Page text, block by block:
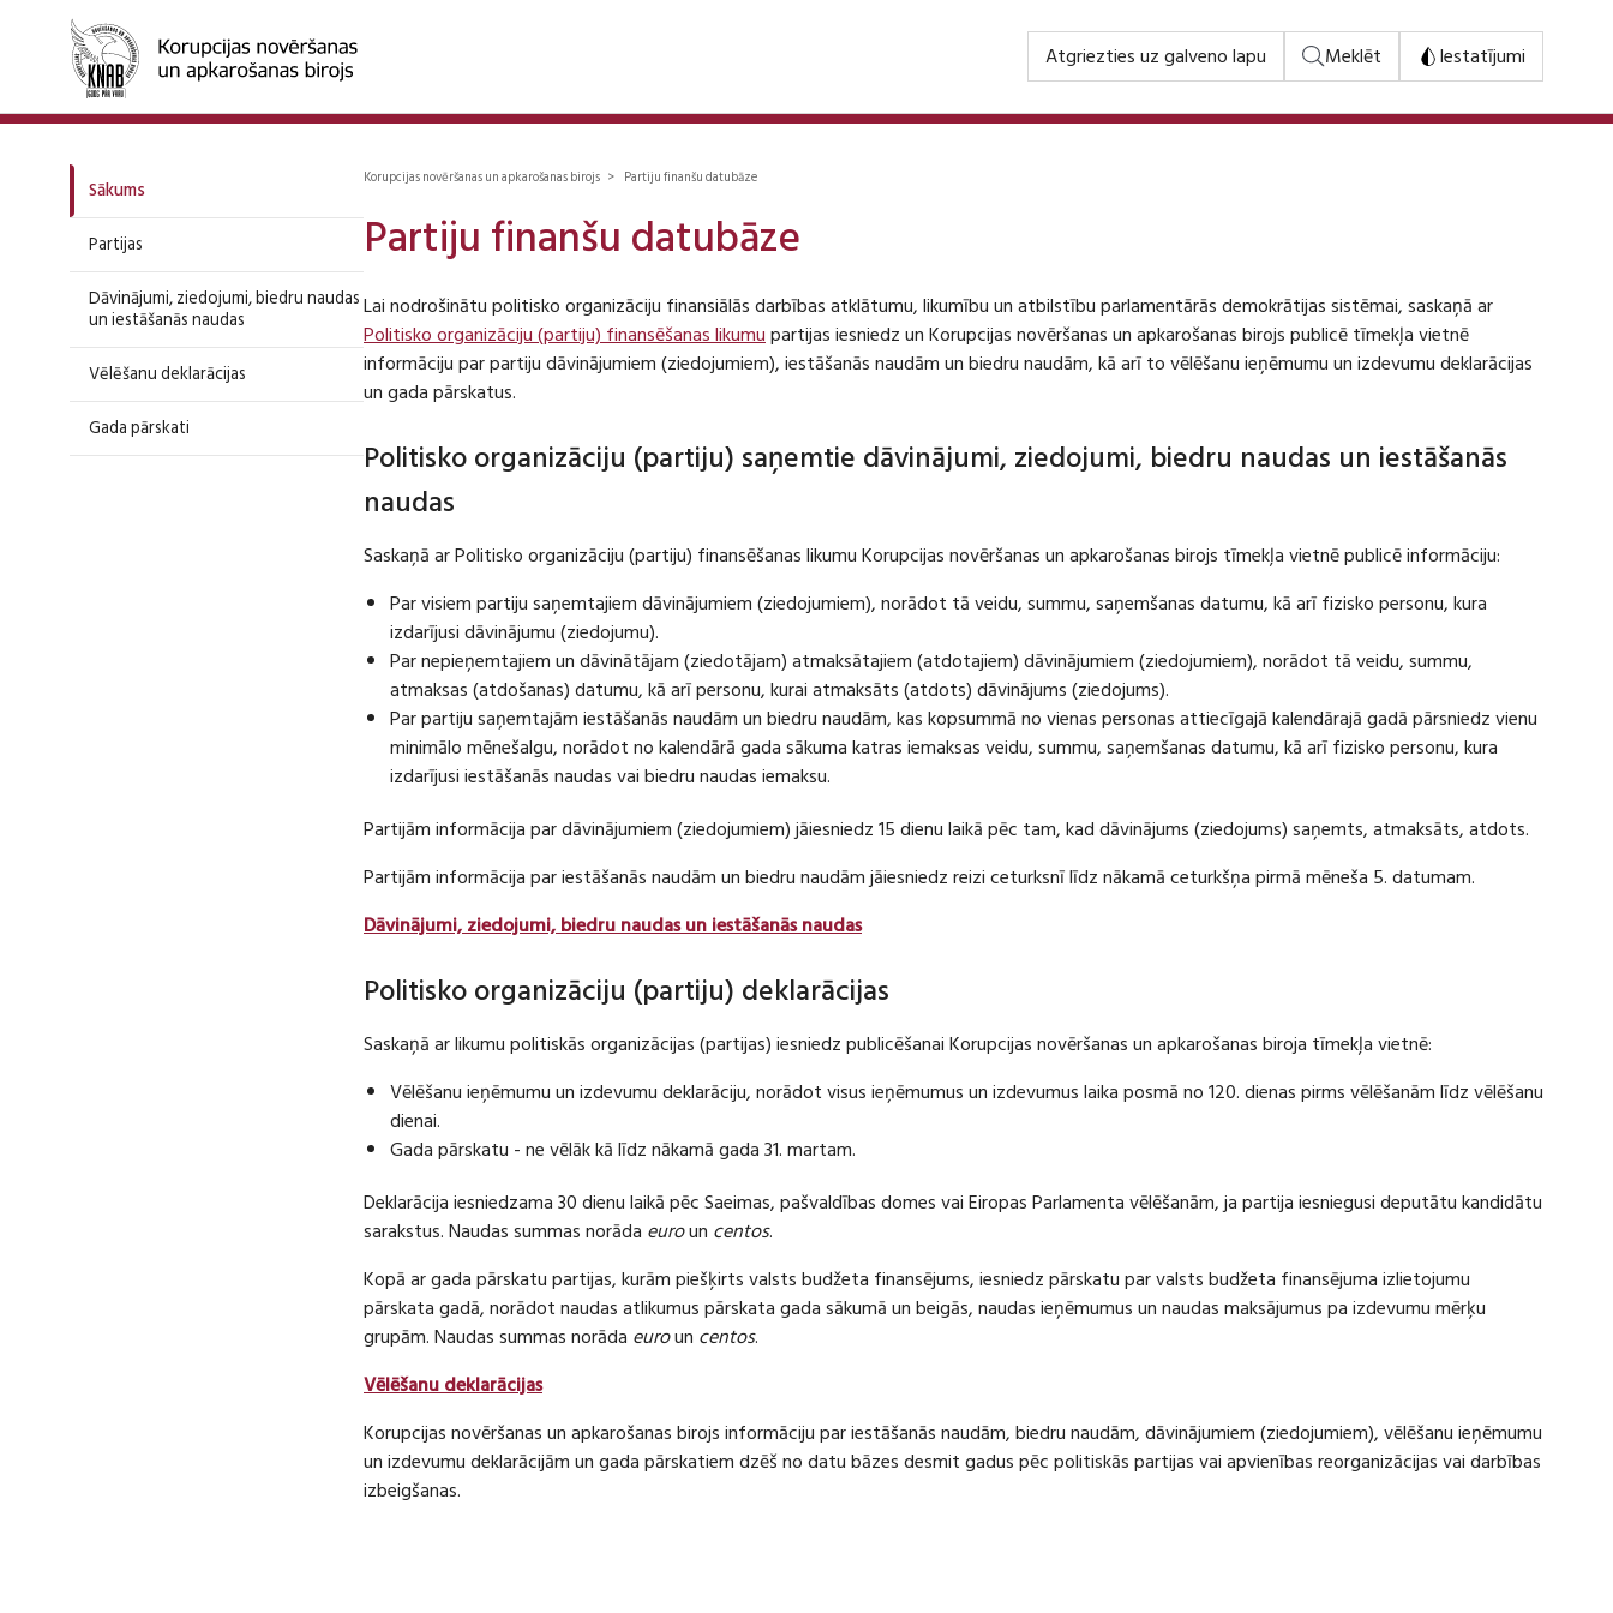
Atgriezties uz galveno lapu Meklēt Iestatījumi
Sākums
Partijas
Dāvinājumi, ziedojumi, biedru naudas
un iestāšanās naudas
Vēlēšanu deklarācijas
Gada pārskati
Korupcijas novēršanas un apkarošanas birojs > Partiju finanšu datubāze
Partiju finanšu datubāze
Lai nodrošinātu politisko organizāciju finansiālās darbības atklātumu, likumību un atbilstību parlamentārās demokrātijas sistēmai, saskaņā ar
Politisko organizāciju (partiju) finansēšanas likumupartijas iesniedz un Korupcijas novēršanas un apkarošanas birojs publicē tīmekļa vietnē
informāciju par partiju dāvinājumiem (ziedojumiem), iestāšanās naudām un biedru naudām, kā arī to vēlēšanu ieņēmumu un izdevumu deklarācijas
un gada pārskatus.
Politisko organizāciju (partiju) saņemtie dāvinājumi, ziedojumi, biedru naudas un iestāšanās
naudas
Saskaņā ar Politisko organizāciju (partiju) finansēšanas likumu Korupcijas novēršanas un apkarošanas birojs tīmekļa vietnē publicē informāciju:
Par visiem partiju saņemtajiem dāvinājumiem (ziedojumiem), norādot tā veidu, summu, saņemšanas datumu, kā arī fizisko personu, kura
izdarījusi dāvinājumu (ziedojumu).
Par nepieņemtajiem un dāvinātājam (ziedotājam) atmaksātajiem (atdotajiem) dāvinājumiem (ziedojumiem), norādot tā veidu, summu,
atmaksas (atdošanas) datumu, kā arī personu, kurai atmaksāts (atdots) dāvinājums (ziedojums).
Par partiju saņemtajām iestāšanās naudām un biedru naudām, kas kopsummā no vienas personas attiecīgajā kalendārajā gadā pārsniedz vienu
minimālo mēnešalgu, norādot no kalendārā gada sākuma katras iemaksas veidu, summu, saņemšanas datumu, kā arī fizisko personu, kura
izdarījusi iestāšanās naudas vai biedru naudas iemaksu.
Partijām informācija par dāvinājumiem (ziedojumiem) jāiesniedz 15 dienu laikā pēc tam, kad dāvinājums (ziedojums) saņemts, atmaksāts, atdots.
Partijām informācija par iestāšanās naudām un biedru naudām jāiesniedz reizi ceturksnī līdz nākamā ceturkšņa pirmā mēneša 5. datumam.
Dāvinājumi, ziedojumi, biedru naudas un iestāšanās naudas
Politisko organizāciju (partiju) deklarācijas
Saskaņā ar likumu politiskās organizācijas (partijas) iesniedz publicēšanai Korupcijas novēršanas un apkarošanas biroja tīmekļa vietnē:
Vēlēšanu ieņēmumu un izdevumu deklarāciju, norādot visus ieņēmumus un izdevumus laika posmā no 120. dienas pirms vēlēšanām līdz vēlēšanu
dienai.
Gada pārskatu - ne vēlāk kā līdz nākamā gada 31. martam.
Deklarācija iesniedzama 30 dienu laikā pēc Saeimas, pašvaldības domes vai Eiropas Parlamenta vēlēšanām, ja partija iesniegusi deputātu kandidātu
sarakstus. Naudas summas norāda euroun centos.
Kopā ar gada pārskatu partijas, kurām piešķirts valsts budžeta finansējums, iesniedz pārskatu par valsts budžeta finansējuma izlietojumu
pārskata gadā, norādot naudas atlikumus pārskata gada sākumā un beigās, naudas ieņēmumus un naudas maksājumus pa izdevumu mērķu
grupām. Naudas summas norāda euroun centos.
Vēlēšanu deklarācijas
Korupcijas novēršanas un apkarošanas birojs informāciju par iestāšanās naudām, biedru naudām, dāvinājumiem (ziedojumiem), vēlēšanu ieņēmumu
un izdevumu deklarācijām un gada pārskatiem dzēš no datu bāzes desmit gadus pēc politiskās partijas vai apvienības reorganizācijas vai darbības
izbeigšanas.